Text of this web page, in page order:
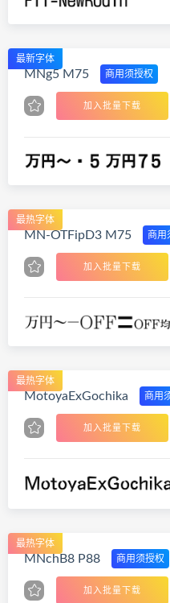
最新字体
MNg5 M75 商用须授权
加入批量下载
最热字体
MN-OTFipD3 M75 商用
加入批量下载
最热字体
MotoyaExGochika 商用
加入批量下载
最热字体
MNchB8 P88 商用须授权
加入批量下载